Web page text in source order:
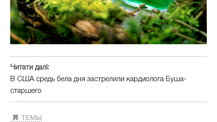
Читати далі:
В США средь бела дня застрелили кардиолога Буша-
старшего
ТЕМЫ